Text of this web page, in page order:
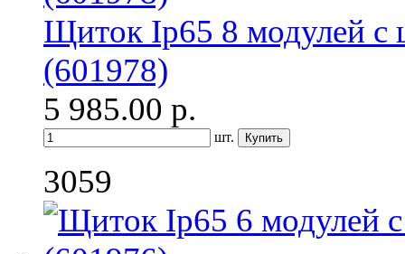
Щиток Ip65 8 модулей с
(601978)
5 985.00 р.
шт.
3059